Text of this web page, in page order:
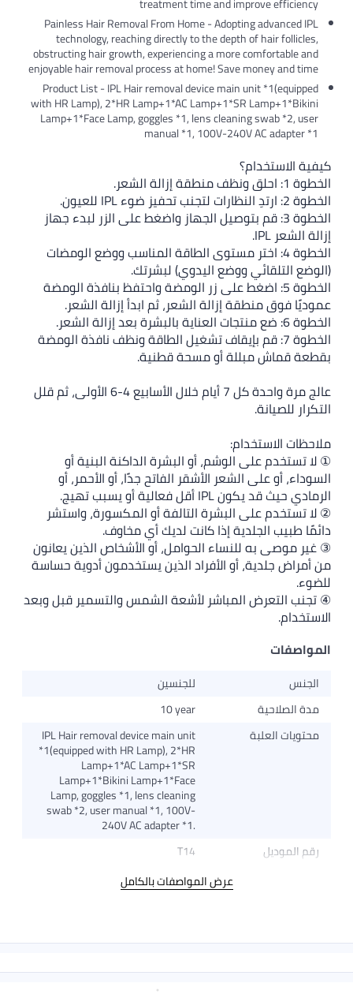
Painless Hair Removal
technology, reaching
obstructing hair growth,
enjoyable hair removal
Product List - IPL Hair
with HR Lamp), 2*HR
Lamp+1*Face Lamp,
على الزر لبدء جهاز
المناسب ووضع الومضات
واحتفظ بنافذة الومضة
إزالة الشعر.
ونظف نافذة الومضة
عالج مرة واحدة كل 7 أيام خلال الأسابيع 4-6 الأولى، ثم قلل
البنية أو
جدًا، أو الأحمر، أو
المكسورة، واستشر
أي مخاوف.
الأشخاص الذين يعانون
يستخدمون أدوية حساسة
والتسمير قبل وبعد
IPL Hair removal device